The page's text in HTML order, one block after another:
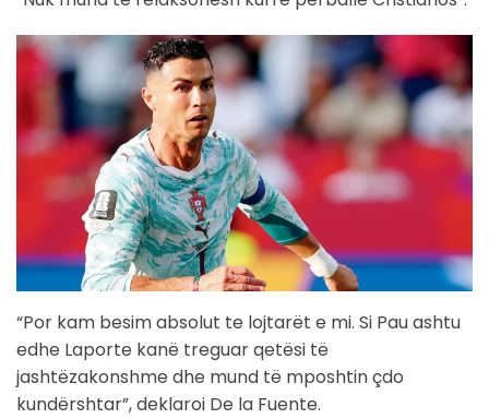
“Por kam besim absolut te lojtarët e mi. Si Pau ashtu
edhe Laporte kanë treguar qetësi të
jashtëzakonshme dhe mund të mposhtin çdo
kundërshtar”, deklaroi De la Fuente.